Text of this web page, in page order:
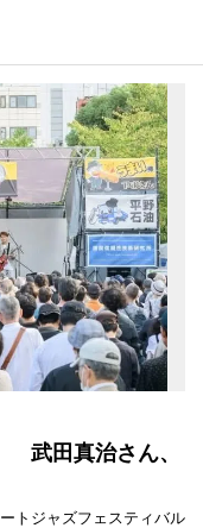
武田真治さん、
トジャズフェスティバル